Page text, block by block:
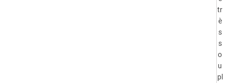
tr
è
s
s
o
u
pl